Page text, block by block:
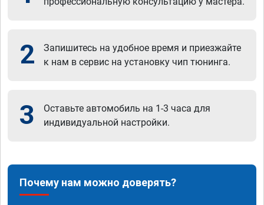
2
Запишитесь на удобное время и приезжайте
к нам в сервис на установку чип тюнинга.
3
Оставьте автомобиль на 1-3 часа для
индивидуальной настройки.
Почему нам можно доверять?